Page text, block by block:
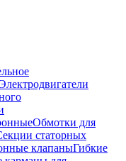
Обмотки для
статорных
клапаныГибкие